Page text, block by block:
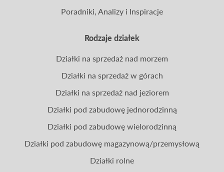
Rodzaje działek
Poradniki, Analizy i Inspiracje
Działki na sprzedaż nad morzem
Działki na sprzedaż w górach
Działki na sprzedaż nad jeziorem
Działki pod zabudowę jednorodzinną
Działki pod zabudowę wielorodzinną
Działki pod zabudowę magazynową/przemysłową
Działki rolne